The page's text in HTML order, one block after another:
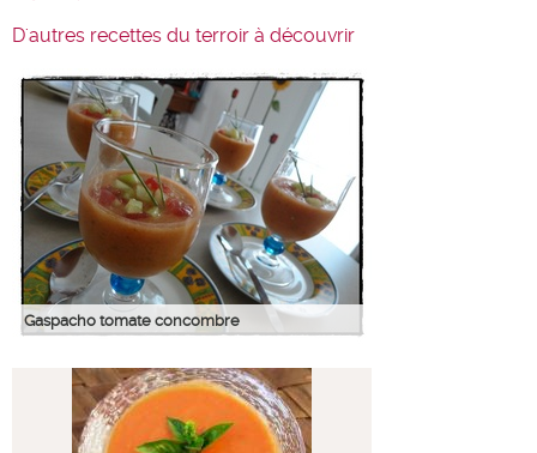
D'autres recettes du terroir à découvrir
Gaspacho tomate concombre